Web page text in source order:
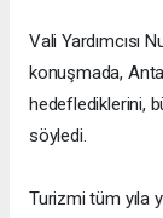
Vali Yardımcısı
konuşmada,
hedeflediklerini,
söyledi.
Turizmi tüm yıla